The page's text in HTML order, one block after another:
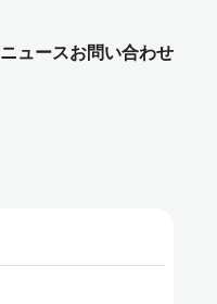
ニュースお問い合わせ